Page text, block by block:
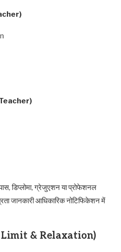
डिप्लोमा, ग्रेजुएशन या प्रोफेशनल
जानकारी आधिकारिक नोटिफिकेशन में
Limit & Relaxation)